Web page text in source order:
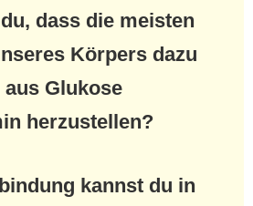
dass die meisten
Körpers dazu
Glukose
herzustellen?
kannst du in